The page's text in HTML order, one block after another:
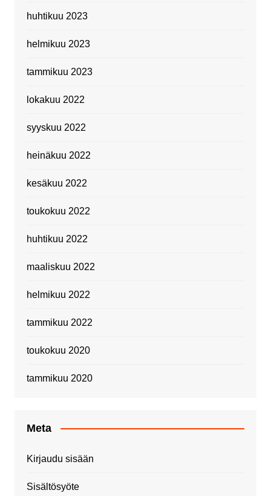
huhtikuu 2023
helmikuu 2023
tammikuu 2023
lokakuu 2022
syyskuu 2022
heinäkuu 2022
kesäkuu 2022
toukokuu 2022
huhtikuu 2022
maaliskuu 2022
helmikuu 2022
tammikuu 2022
toukokuu 2020
tammikuu 2020
Meta
Kirjaudu sisään
Sisältösyöte